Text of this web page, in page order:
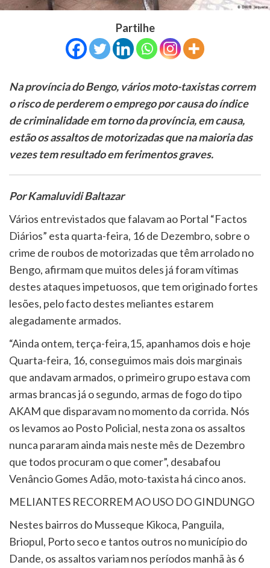
Partilhe
Na província do Bengo, vários moto-taxistas correm
o risco de perderem o emprego por causa do índice
de criminalidade em torno da província, em causa,
estão os assaltos de motorizadas que na maioria das
vezes tem resultado em ferimentos graves.
Por Kamaluvidi Baltazar
Vários entrevistados que falavam ao Portal “Factos
Diários” esta quarta-feira, 16 de Dezembro, sobre o
crime de roubos de motorizadas que têm arrolado no
Bengo, afirmam que muitos deles já foram vítimas
destes ataques impetuosos, que tem originado fortes
lesões, pelo facto destes meliantes estarem
alegadamente armados.
“Ainda ontem, terça-feira,15, apanhamos dois e hoje
Quarta-feira, 16, conseguimos mais dois marginais
que andavam armados, o primeiro grupo estava com
armas brancas já o segundo, armas de fogo do tipo
AKAM que disparavam no momento da corrida. Nós
os levamos ao Posto Policial, nesta zona os assaltos
nunca pararam ainda mais neste mês de Dezembro
que todos procuram o que comer”, desabafou
Venâncio Gomes Adão, moto-taxista há cinco anos.
MELIANTES RECORREM AO USO DO GINDUNGO
Nestes bairros do Musseque Kikoca, Panguila,
Briopul, Porto seco e tantos outros no município do
Dande, os assaltos variam nos períodos manhã às 6